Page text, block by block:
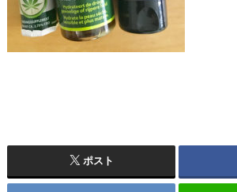
ポスト